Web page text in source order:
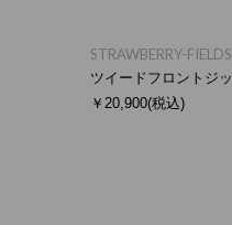
STRAWBERRY-FIELDS
￥20,900(税込)